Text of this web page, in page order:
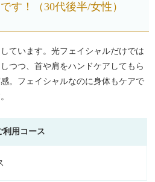
す！（30代後半/女性）
ています。光フェイシャルだけでは
つつ、首や肩をハンドケアしてもら
。フェイシャルなのに身体もケアで
利用コース